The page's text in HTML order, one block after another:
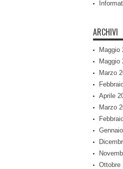
ARCHIVI
Maggio
Maggio
Marzo
Aprile
Marzo
Ottobre